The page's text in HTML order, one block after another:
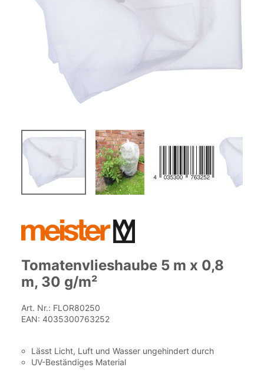
der
Bildgalerie
Tomatenvlieshaube 5 m x 0,8
m, 30 g/m²
Art. Nr.: FLOR80250
EAN: 4035300763252
Lässt Licht, Luft und Wasser ungehindert durch
UV-Beständiges Material